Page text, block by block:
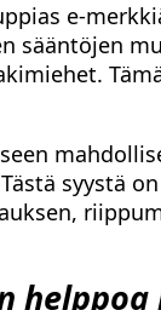
e-
sääntöjen
syystä